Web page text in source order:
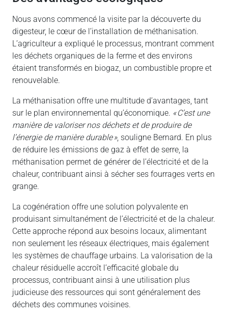
Nous avons commencé la visite par la découverte du
digesteur, le cœur de l’installation de méthanisation.
L’agriculteur a expliqué le processus, montrant comment
les déchets organiques de la ferme et des environs
étaient transformés en biogaz, un combustible propre et
renouvelable.
La méthanisation offre une multitude d’avantages, tant
sur le plan environnemental qu’économique. « C’est une
manière de valoriser nos déchets et de produire de
l’énergie de manière durable », souligne Bernard. En plus
de réduire les émissions de gaz à effet de serre, la
méthanisation permet de générer de l’électricité et de la
chaleur, contribuant ainsi à sécher ses fourrages verts en
grange.
La cogénération offre une solution polyvalente en
produisant simultanément de l’électricité et de la chaleur.
Cette approche répond aux besoins locaux, alimentant
non seulement les réseaux électriques, mais également
les systèmes de chauffage urbains. La valorisation de la
chaleur résiduelle accroît l’efficacité globale du
processus, contribuant ainsi à une utilisation plus
judicieuse des ressources qui sont généralement des
déchets des communes voisines.